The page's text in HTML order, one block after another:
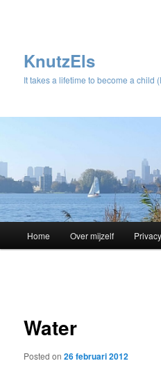
KnutzEls
It takes a lifetime to become a child
Skip
content
Home Over mijzelf
Water
Posted on26 februari 2012